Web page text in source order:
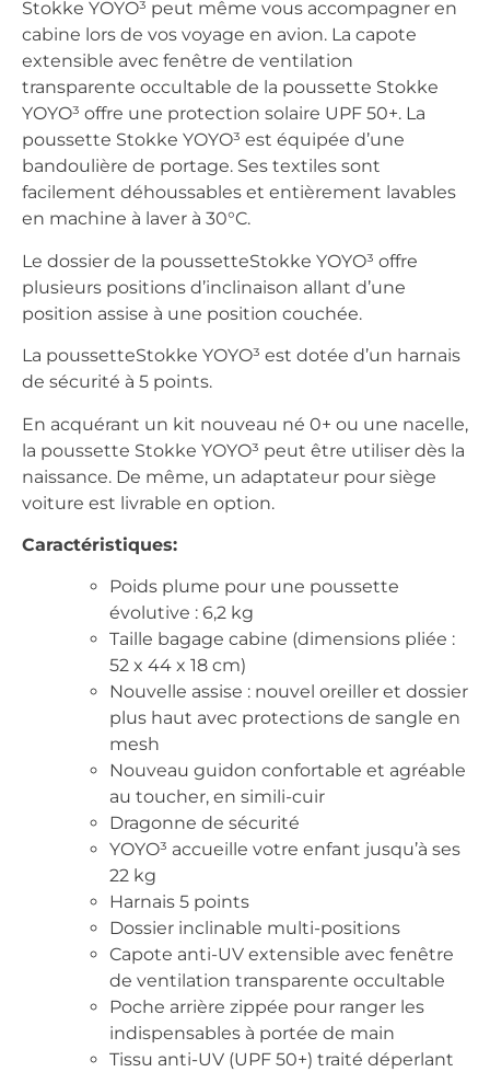
Stokke YOYO³ peut même vous accompagner en
cabine lors de vos voyage en avion. La capote
extensible avec fenêtre de ventilation
transparente occultable de la poussette Stokke
YOYO³ offre une protection solaire UPF 50+. La
poussette Stokke YOYO³ est équipée d’une
bandoulière de portage. Ses textiles sont
facilement déhoussables et entièrement lavables
en machine à laver à 30°C.
Le dossier de la poussetteStokke YOYO³ offre
plusieurs positions d’inclinaison allant d’une
position assise à une position couchée.
La poussetteStokke YOYO³ est dotée d’un harnais
de sécurité à 5 points.
En acquérant un kit nouveau né 0+ ou une nacelle,
la poussette Stokke YOYO³ peut être utiliser dès la
naissance. De même, un adaptateur pour siège
voiture est livrable en option.
Caractéristiques:
Poids plume pour une poussette
évolutive : 6,2 kg
Taille bagage cabine (dimensions pliée :
52 x 44 x 18 cm)
Nouvelle assise : nouvel oreiller et dossier
plus haut avec protections de sangle en
mesh
Nouveau guidon confortable et agréable
au toucher, en simili-cuir
Dragonne de sécurité
YOYO³ accueille votre enfant jusqu’à ses
22 kg
Harnais 5 points
Dossier inclinable multi-positions
Capote anti-UV extensible avec fenêtre
de ventilation transparente occultable
Poche arrière zippée pour ranger les
indispensables à portée de main
Tissu anti-UV (UPF 50+) traité déperlant